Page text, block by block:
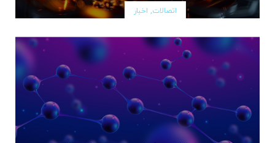
اتصالات, اخبار